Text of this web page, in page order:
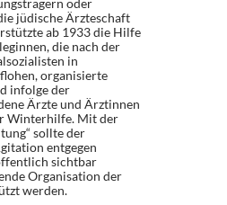
oder
jüdische Ärzteschaft
ab 1933 die Hilfe
die nach der
in
organisierte
infolge der
Ärzte und Ärztinnen
Winterhilfe. Mit der
sollte der
entgegen
sichtbar
Organisation der
werden.